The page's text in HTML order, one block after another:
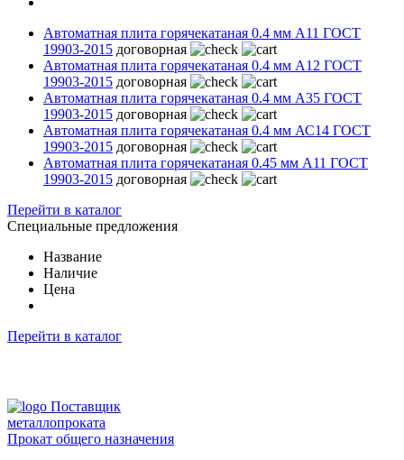
Автоматная плита горячекатаная 0.4 мм А11 ГОСТ
19903-2015 договорная
Автоматная плита горячекатаная 0.4 мм А12 ГОСТ
19903-2015 договорная
Автоматная плита горячекатаная 0.4 мм А35 ГОСТ
19903-2015 договорная
Автоматная плита горячекатаная 0.4 мм АС14 ГОСТ
19903-2015 договорная
Автоматная плита горячекатаная 0.45 мм А11 ГОСТ
19903-2015 договорная
Перейти в каталог
Специальные предложения
Название
Наличие
Цена
Перейти в каталог
Поставщик
металлопроката
Прокат общего назначения